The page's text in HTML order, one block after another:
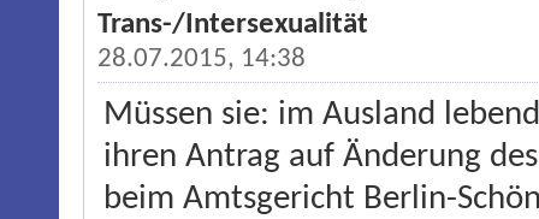
Trans-/Intersexualität
28.07.2015, 14:38
Müssen sie: im Ausland
ihren Antrag auf Änderung
beim Amtsgericht Berlin-